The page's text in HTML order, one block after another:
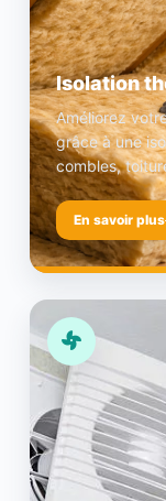
Isolation
Améliorez
grâce à une
combles,
En savoir plus